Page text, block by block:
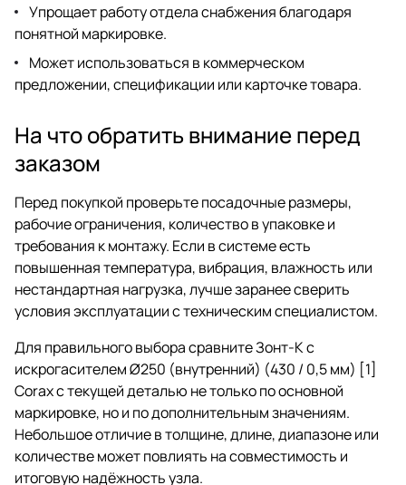
Упрощает работу отдела снабжения благодаря
понятной маркировке.
Может использоваться в коммерческом
предложении, спецификации или карточке товара.
На что обратить внимание перед
заказом
Перед покупкой проверьте посадочные размеры,
рабочие ограничения, количество в упаковке и
требования к монтажу. Если в системе есть
повышенная температура, вибрация, влажность или
нестандартная нагрузка, лучше заранее сверить
условия эксплуатации с техническим специалистом.
Для правильного выбора сравните Зонт-К с
искрогасителем Ø250 (внутренний) (430 / 0,5 мм) [1]
Corax с текущей деталью не только по основной
маркировке, но и по дополнительным значениям.
Небольшое отличие в толщине, длине, диапазоне или
количестве может повлиять на совместимость и
итоговую надёжность узла.